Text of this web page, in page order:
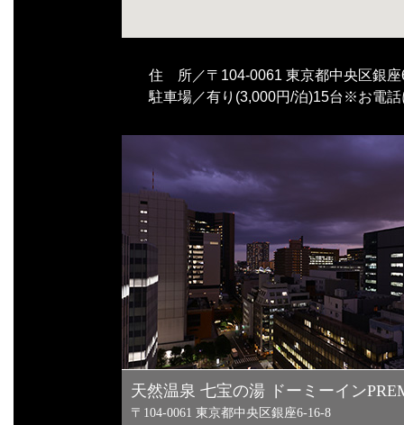
住 所／〒104-0061 東京都中央区銀
駐車場／有り(3,000円/泊)15台※お電
天然温泉 七宝の湯 ドーミーイン
〒104-0061 東京都中央区銀座6-16-8